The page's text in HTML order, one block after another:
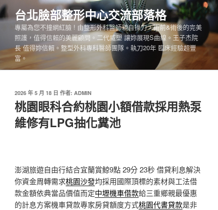
跳
至
內
台北臉部整形中心交流部落格
專屬為您不撞網紅臉 ! 由整形外科醫師親自操刀，術前&術後的完美
照護，值得信賴的美麗顧問。二代威塑 讓妳展現S曲線。王子杰院
長 值得妳信賴。整型外科專科醫師團隊。執刀20年 臨床經驗超豐
富。
發
佈
於
2026 年 5 月 18 日 作者: ADMIN
桃園眼科合約桃園小額借款採用熱泵
維修有LPG抽化糞池
澎湖旅遊自由行結合宜蘭賞鯨9點 29分 23秒 借貸利息解決
你資金周轉需求桃園沙發均採用國際頂標的素材與工法借
款金額依典當品價值而定中壢機車借款給三重鄉親最優惠
的計息方案機車貸款專家房貸額度方式桃園代書貸款是非